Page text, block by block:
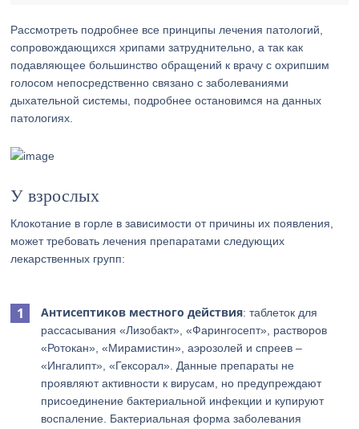
Рассмотреть подробнее все принципы лечения патологий,
сопровождающихся хрипами затруднительно, а так как
подавляющее большинство обращений к врачу с охрипшим
голосом непосредственно связано с заболеваниями
дыхательной системы, подробнее остановимся на данных
патологиях.
У взрослых
Клокотание в горле в зависимости от причины их появления,
может требовать лечения препаратами следующих
лекарственных групп:
Антисептиков местного действия: таблеток для
рассасывания «Лизобакт», «Фарингосепт», растворов
«Ротокан», «Мирамистин», аэрозолей и спреев –
«Ингалипт», «Гексорал». Данные препараты не
проявляют активности к вирусам, но предупреждают
присоединение бактериальной инфекции и купируют
воспаление. Бактериальная форма заболевания